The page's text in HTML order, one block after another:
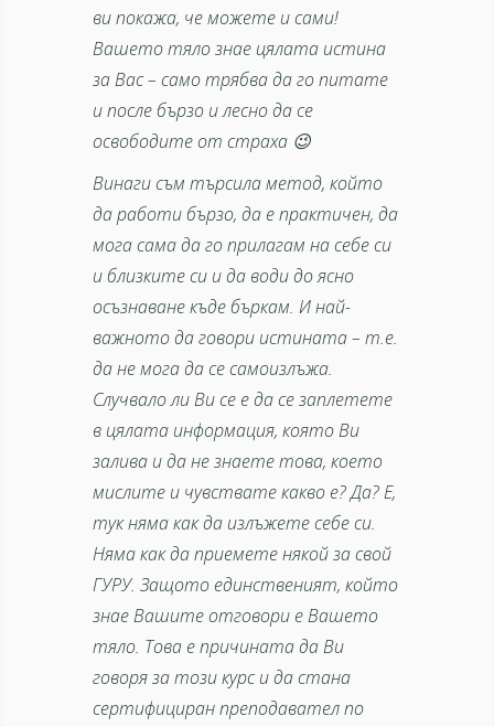
ви покажа, че можете и сами!
Вашето тяло знае цялата истина
за Вас – само трябва да го питате
и после бързо и лесно да се
освободите от страха 😉
Винаги съм търсила метод, който
да работи бързо, да е практичен, да
мога сама да го прилагам на себе си
и близките си и да води до ясно
осъзнаване къде бъркам. И най-
важното да говори истината – т.е.
да не мога да се самоизлъжа.
Случвало ли Ви се е да се заплетете
в цялата информация, която Ви
залива и да не знаете това, което
мислите и чувствате какво е? Да? Е,
тук няма как да излъжете себе си.
Няма как да приемете някой за свой
ГУРУ. Защото единственият, който
знае Вашите отговори е Вашето
тяло. Това е причината да Ви
говоря за този курс и да стана
сертифициран преподавател по